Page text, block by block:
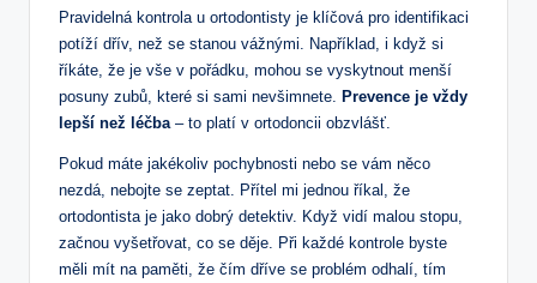
Pravidelná kontrola u ortodontisty je klíčová pro identifikaci
potíží dřív, než se stanou vážnými. Například, i když si
říkáte, že je vše v pořádku, mohou se vyskytnout menší
posuny zubů, které si sami nevšimnete. Prevence je vždy
lepší než léčba– to platí v ortodoncii obzvlášť.
Pokud máte jakékoliv pochybnosti nebo se vám něco
nezdá, nebojte se zeptat. Přítel mi jednou říkal, že
ortodontista je jako dobrý detektiv. Když vidí malou stopu,
začnou vyšetřovat, co se děje. Při každé kontrole byste
měli mít na paměti, že čím dříve se problém odhalí, tím